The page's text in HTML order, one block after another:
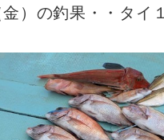
金）の釣果・・タ